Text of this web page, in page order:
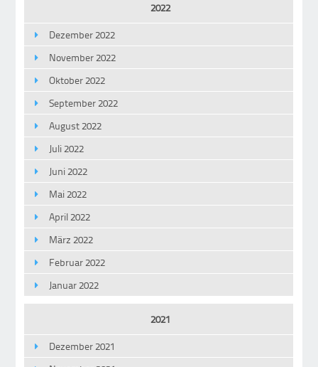
2022
Dezember 2022
November 2022
Oktober 2022
September 2022
August 2022
Juli 2022
Juni 2022
Mai 2022
April 2022
März 2022
Februar 2022
Januar 2022
2021
Dezember 2021